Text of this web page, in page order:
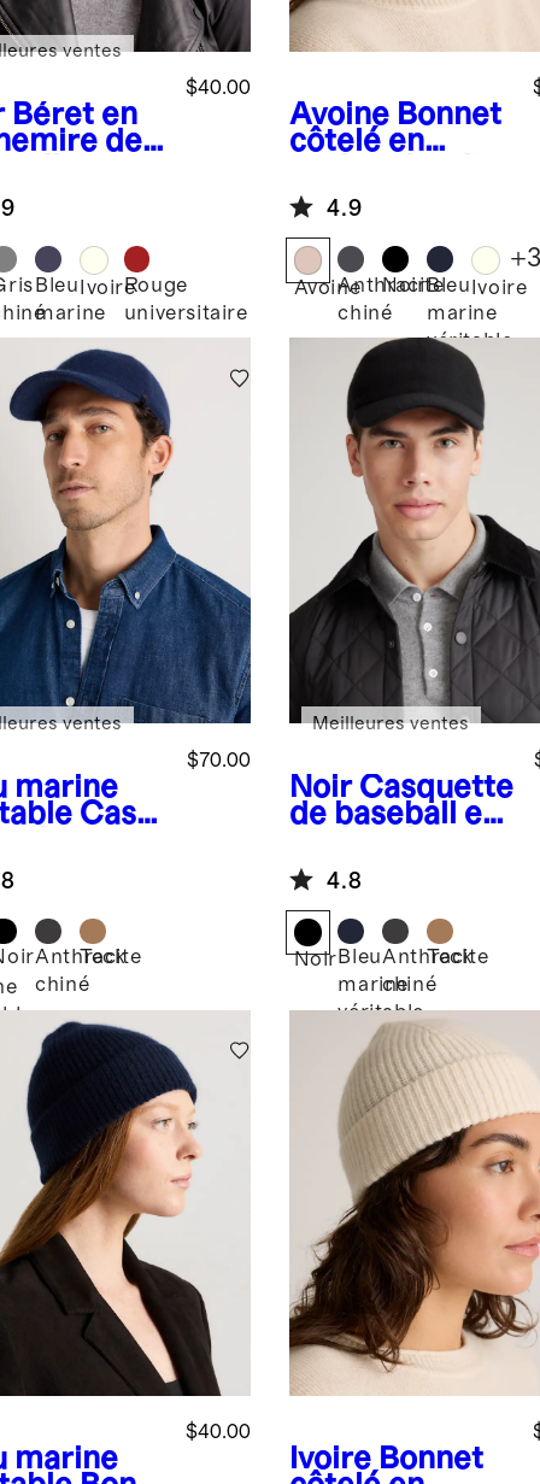
Béret en
de
$40.00
ventes
Bleu
marine
IvoireRouge
universitaire
Avoine Bonnet
côtelé en
Mongolie
4.9
AvoineAnthracite
chiné
NoirBleu
marine
véritable
Ivoire
+
marine
Casq
en
$70.00
ventes
Anthracite
chiné
Teck
Noir Casquette
de baseball en
Meilleures ventes
4.8
Noir Bleu
marine
véritable
Anthracite
chiné
Teck
marine
$40.00
Ivoire Bonnet